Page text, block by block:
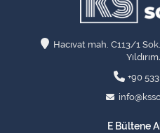
Hacıvat mah. C113/1
+90
E Bültene